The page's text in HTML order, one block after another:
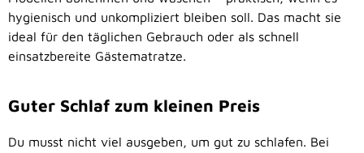
hygienisch und unkompliziert bleiben soll. Das macht sie
ideal für den täglichen Gebrauch oder als schnell
einsatzbereite Gästematratze.
Guter Schlaf zum kleinen Preis
Du musst nicht viel ausgeben, um gut zu schlafen. Bei